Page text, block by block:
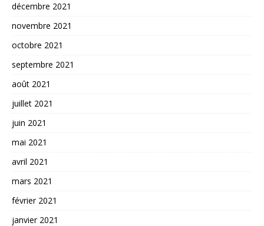
décembre 2021
novembre 2021
octobre 2021
septembre 2021
août 2021
juillet 2021
juin 2021
mai 2021
avril 2021
mars 2021
février 2021
janvier 2021